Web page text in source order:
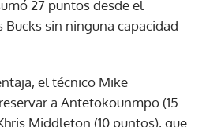
27 puntos desde el
sin ninguna capacidad
el técnico Mike
a Antetokounmpo (15
Middleton (10 puntos), que